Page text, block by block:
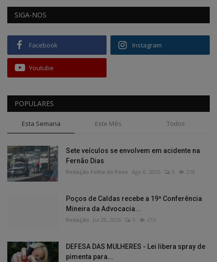
SIGA-NOS
Facebook Instagram
Youtube
POPULARES
Esta Semana Este Mês Todos
Sete veículos se envolvem em acidente na
Fernão Dias
Redação Folha do Povo Ago 8, 2026 0 218
Poços de Caldas recebe a 19ª Conferência
Mineira da Advocacia...
Redação Jul 28, 2026 0 216
DEFESA DAS MULHERES - Lei libera spray de
pimenta para...